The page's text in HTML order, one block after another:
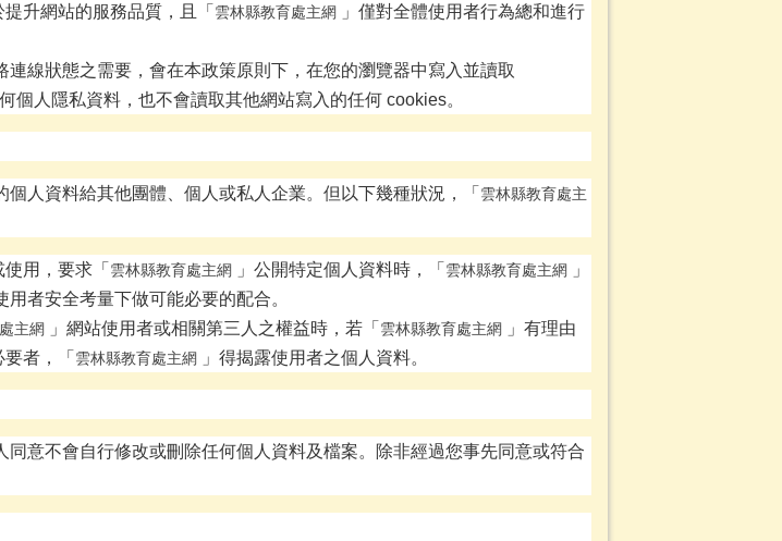
升網站的服務品質，且「 雲林縣教育處主網 」僅對全體使用者行為總和進行
連線狀態之需要，會在本政策原則下，在您的瀏覽器中寫入並讀取
個人隱私資料，也不會讀取其他網站寫入的任何 cookies。
人資料給其他團體、個人或私人企業。但以下幾種狀況，「 雲林縣教育處主
用，要求「 雲林縣教育處主網 」公開特定個人資料時，「 雲林縣教育處主網 」
用者安全考量下做可能必要的配合。
主網 」網站使用者或相關第三人之權益時，若「 雲林縣教育處主網 」有理由
者，「 雲林縣教育處主網 」得揭露使用者之個人資料。
同意不會自行修改或刪除任何個人資料及檔案。除非經過您事先同意或符合